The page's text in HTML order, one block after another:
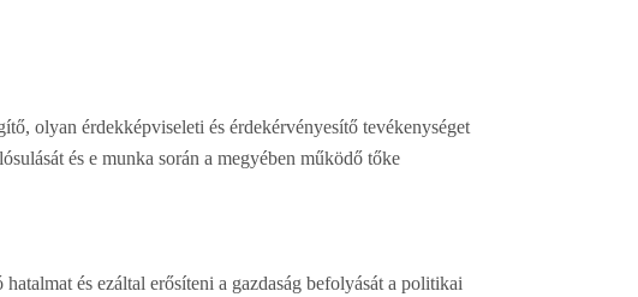
olyan érdekképviseleti és érdekérvényesítő tevékenységet
és e munka során a megyében működő tőke
és ezáltal erősíteni a gazdaság befolyását a politikai